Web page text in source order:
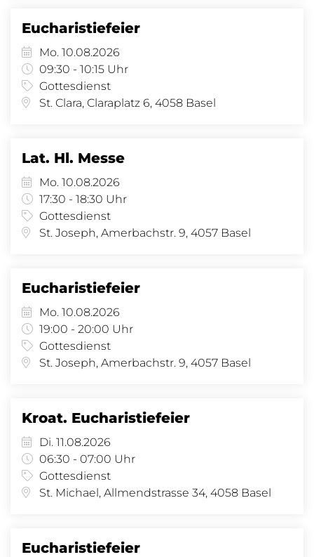
Eucharistiefeier
Mo. 10.08.2026
09:30 - 10:15 Uhr
Gottesdienst
St. Clara, Claraplatz 6, 4058 Basel
Lat. Hl. Messe
Mo. 10.08.2026
17:30 - 18:30 Uhr
Gottesdienst
St. Joseph, Amerbachstr. 9, 4057 Basel
Eucharistiefeier
Mo. 10.08.2026
19:00 - 20:00 Uhr
Gottesdienst
St. Joseph, Amerbachstr. 9, 4057 Basel
Kroat. Eucharistiefeier
Di. 11.08.2026
06:30 - 07:00 Uhr
Gottesdienst
St. Michael, Allmendstrasse 34, 4058 Basel
Eucharistiefeier